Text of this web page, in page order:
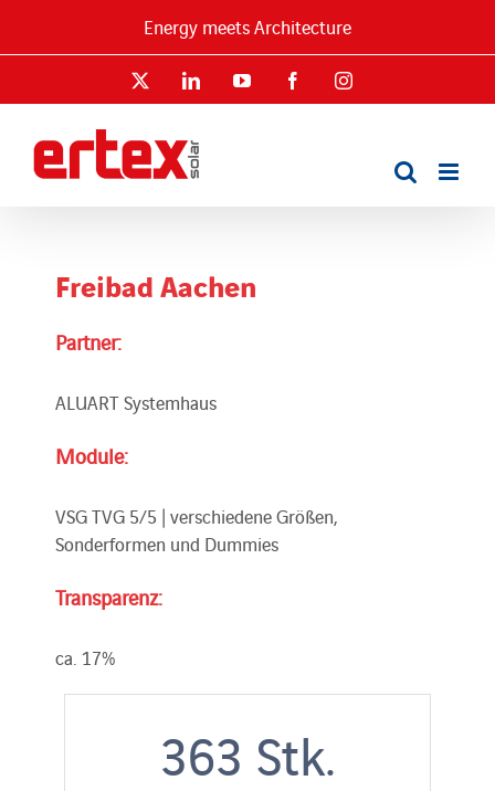
Energy meets Architecture
LinkedInYouTube FacebookInstagram
Freibad Aachen
Partner:
ALUART Systemhaus
Module:
VSG TVG 5/5 | verschiedene Größen,
Sonderformen und Dummies
Transparenz:
ca. 17%
363 Stk.